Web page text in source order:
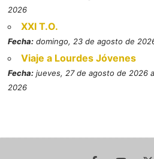
2026
XXI T.O.
Fecha: domingo, 23 de agosto de
Viaje a Lourdes Jóvenes
Fecha: jueves, 27 de agosto de 2026
2026